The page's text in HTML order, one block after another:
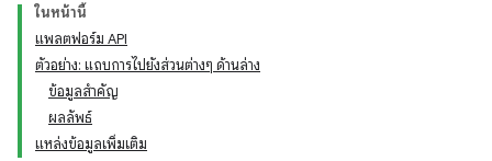
ในหน้านี้
แพลตฟอร์ม API
ตัวอย่าง: แถบการไปยังส่วนต่างๆ ด้านล่าง
ข้อมูลสำคัญ
ผลลัพธ์
แหล่งข้อมูลเพิ่มเติม